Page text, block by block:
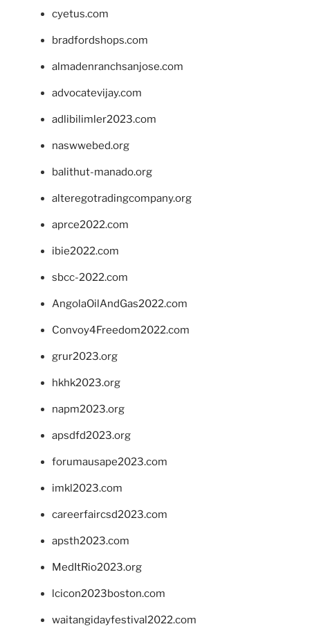
cyetus.com
bradfordshops.com
almadenranchsanjose.com
advocatevijay.com
adlibilimler2023.com
naswwebed.org
balithut-manado.org
alteregotradingcompany.org
aprce2022.com
ibie2022.com
sbcc-2022.com
AngolaOilAndGas2022.com
Convoy4Freedom2022.com
grur2023.org
hkhk2023.org
napm2023.org
apsdfd2023.org
forumausape2023.com
imkl2023.com
careerfaircsd2023.com
apsth2023.com
MedItRio2023.org
lcicon2023boston.com
waitangidayfestival2022.com